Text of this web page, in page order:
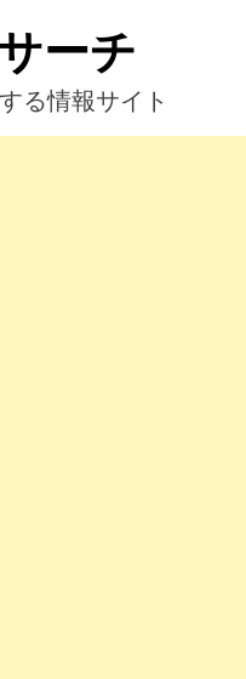
ーチ
る情報サイト